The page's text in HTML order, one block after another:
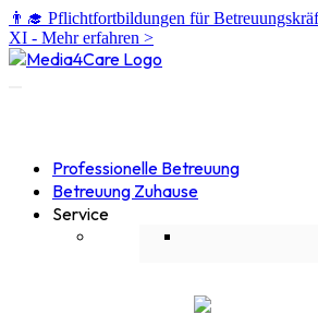
👨‍🎓 Pflichtfortbildungen für
XI - Mehr erfahren >
Professionelle Betreuung
Betreuung Zuhause
Service